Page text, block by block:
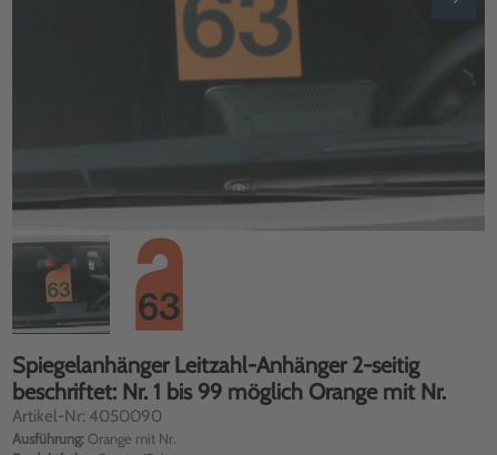
Spiegelanhänger Leitzahl-Anhänger 2-seitig
beschriftet: Nr. 1 bis 99 möglich Orange mit Nr.
Artikel-Nr: 4050090
Ausführung: Orange mit Nr.